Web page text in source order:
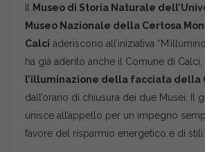
Museo di Storia Naturale
Museo Nazionale della Certosa
Calci aderiscono all’iniziativa
ha già aderito anche il Comune di Calci,
l’illuminazione della facciata della
dall’orario di chiusura dei due Musei. Il
unisce all’appello per un impegno
favore del risparmio energetico e di stili